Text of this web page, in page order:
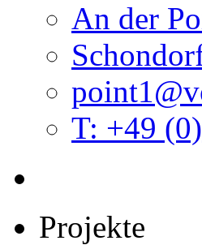
An der
T: +49
Projekte